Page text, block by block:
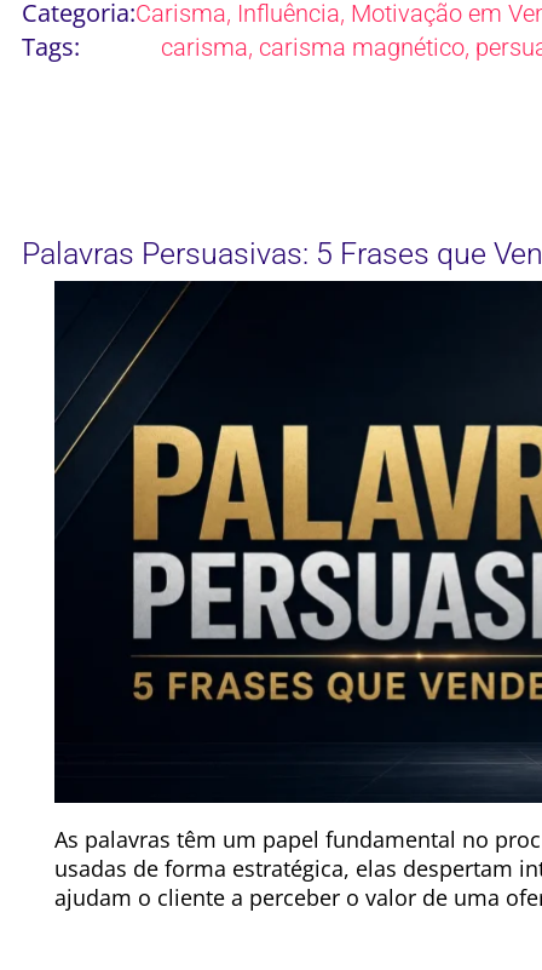
Categoria:Carisma, Influência, Motivação em
Tags: carisma, carisma magnético,
Palavras Persuasivas: 5 Frases que
As palavras têm um papel fundamental no
usadas de forma estratégica, elas despertam
ajudam o cliente a perceber o valor de uma